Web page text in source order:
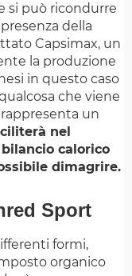
si può ricondurre
della
Capsimax, un
la produzione
in questo caso
che viene
un
nel
calorico
dimagrire.
Sport
formi,
organico